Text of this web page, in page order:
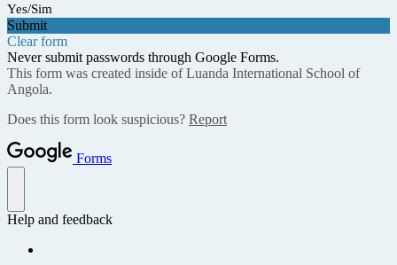
Yes/Sim
Submit
Clear form
Never submit passwords through Google Forms.
This form was created inside of Luanda International School of
Angola.
Does this form look suspicious? Report
Forms
Help and feedback